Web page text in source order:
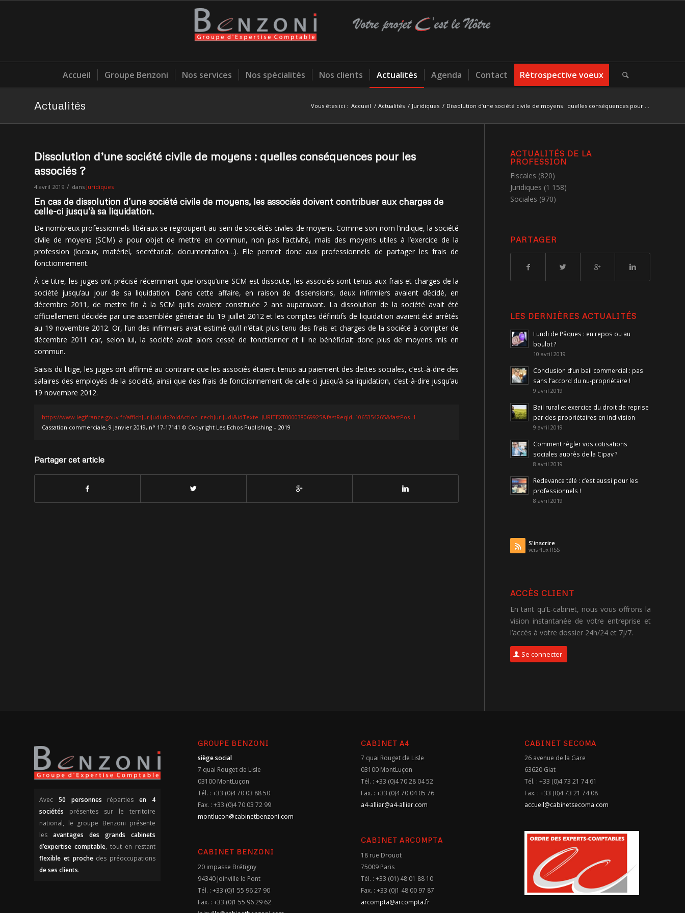
Accueil Groupe Benzoni Nos services Nos spécialités Nos clients Actualités Agenda Contact Rétrospective voeux
Actualités Vous êtes ici : Accueil / Actualités / Juridiques / Dissolution d’une société civile de moyens : quelles conséquences pour ...
Dissolution d’une société civile de moyens : quelles conséquences pour les
associés ?
4 avril 2019 / dans Juridiques
En cas de dissolution d’une société civile de moyens, les associés doivent contribuer aux charges de
celle-ci jusqu’à sa liquidation.
De nombreux professionnels libéraux se regroupent au sein de sociétés civiles de moyens. Comme son nom l’indique, la société
civile de moyens (SCM) a pour objet de mettre en commun, non pas l’activité, mais des moyens utiles à l’exercice de la
profession (locaux, matériel, secrétariat, documentation…). Elle permet donc aux professionnels de partager les frais de
fonctionnement.
À ce titre, les juges ont précisé récemment que lorsqu’une SCM est dissoute, les associés sont tenus aux frais et charges de la
société jusqu’au jour de sa liquidation. Dans cette affaire, en raison de dissensions, deux infirmiers avaient décidé, en
décembre 2011, de mettre fin à la SCM qu’ils avaient constituée 2 ans auparavant. La dissolution de la société avait été
officiellement décidée par une assemblée générale du 19 juillet 2012 et les comptes définitifs de liquidation avaient été arrêtés
au 19 novembre 2012. Or, l’un des infirmiers avait estimé qu’il n’était plus tenu des frais et charges de la société à compter de
décembre 2011 car, selon lui, la société avait alors cessé de fonctionner et il ne bénéficiait donc plus de moyens mis en
commun.
Saisis du litige, les juges ont affirmé au contraire que les associés étaient tenus au paiement des dettes sociales, c’est-à-dire des
salaires des employés de la société, ainsi que des frais de fonctionnement de celle-ci jusqu’à sa liquidation, c’est-à-dire jusqu’au
19 novembre 2012.
https://www.legifrance.gouv.fr/affichJuriJudi.do?oldAction=rechJuriJudi&idTexte=JURITEXT000038069925&fastReqId=1065354265&fastPos=1
Cassation commerciale, 9 janvier 2019, n° 17-17141 © Copyright Les Echos Publishing – 2019
Partager cet article
ACTUALITÉS DE LA
PROFESSION
Fiscales (820)
Juridiques (1 158)
Sociales (970)
PARTAGER
LES DERNIÈRES ACTUALITÉS
Lundi de Pâques : en repos ou au
boulot ?
10 avril 2019
Conclusion d’un bail commercial : pas
sans l’accord du nu-propriétaire !
9 avril 2019
Bail rural et exercice du droit de reprise
par des propriétaires en indivision
9 avril 2019
Comment régler vos cotisations
sociales auprès de la Cipav ?
8 avril 2019
Redevance télé : c’est aussi pour les
professionnels !
8 avril 2019
S'inscrire
vers flux RSS
ACCÈS CLIENT
En tant qu’E-cabinet, nous vous offrons la
vision instantanée de votre entreprise et
l’accès à votre dossier 24h/24 et 7j/7.
Se connecter
Avec 50 personnes répartiesen 4
sociétés présentes sur le territoire
national, le groupe Benzoni présente
lesavantages des grands cabinets
d’expertise comptable, tout en restant
flexible et prochedes préoccupations
de ses clients.
GROUPE BENZONI
siège social
7 quai Rouget de Lisle
03100 MontLuçon
Tél. : +33 (0)4 70 03 88 50
Fax. : +33 (0)4 70 03 72 99
montlucon@cabinetbenzoni.com
CABINET BENZONI
20 impasse Brétigny
94340 Joinville le Pont
Tél. : +33 (0)1 55 96 27 90
Fax. : +33 (0)1 55 96 29 62
CABINET A4
7 quai Rouget de Lisle
03100 MontLuçon
Tél. : +33 (0)4 70 28 04 52
Fax. : +33 (0)4 70 04 05 76
a4-allier@a4-allier.com
CABINET ARCOMPTA
18 rue Drouot
75009 Paris
Tél. : +33 (01) 48 01 88 10
Fax. : +33 (0)1 48 00 97 87
arcompta@arcompta.fr
CABINET SECOMA
26 avenue de la Gare
63620 Giat
Tél. : +33 (0)4 73 21 74 61
Fax. : +33 (0)4 73 21 74 08
accueil@cabinetsecoma.com